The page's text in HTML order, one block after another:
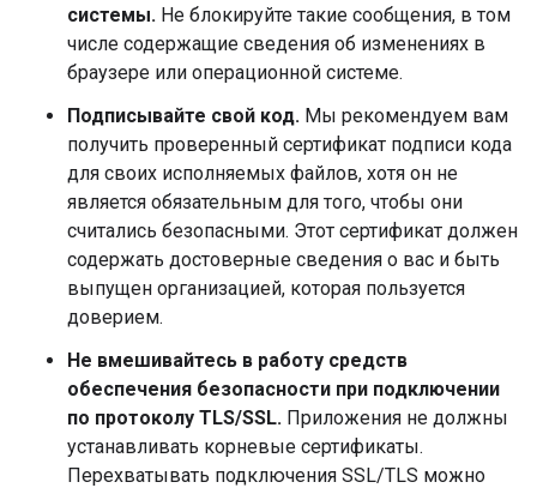
системы. Не блокируйте такие сообщения, в том
числе содержащие сведения об изменениях в
браузере или операционной системе.
Подписывайте свой код. Мы рекомендуем вам
получить проверенный сертификат подписи кода
для своих исполняемых файлов, хотя он не
является обязательным для того, чтобы они
считались безопасными. Этот сертификат должен
содержать достоверные сведения о вас и быть
выпущен организацией, которая пользуется
доверием.
Не вмешивайтесь в работу средств
обеспечения безопасности при подключении
по протоколу TLS/SSL. Приложения не должны
устанавливать корневые сертификаты.
Перехватывать подключения SSL/TLS можно